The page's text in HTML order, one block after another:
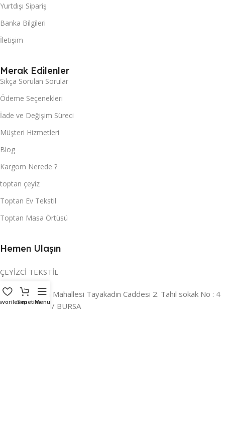
Yurtdışı Sipariş
Banka Bilgileri
İletişim
Merak Edilenler
Sıkça Sorulan Sorular
Ödeme Seçenekleri
İade ve Değişim Süreci
Müşteri Hizmetleri
Blog
Kargom Nerede ?
toptan çeyiz
Toptan Ev Tekstil
Toptan Masa Örtüsü
Hemen Ulaşın
ÇEYİZCİ TEKSTİL
Adres:Reyhan Mahallesi Tayakadın Caddesi 2. Tahıl sokak No : 4
/ a Osmangazi / BURSA
SepetimMenu